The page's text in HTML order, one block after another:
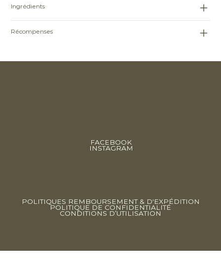
Ingrédients
Récompenses
POLITIQUES REMBOURSEMENT & D'EXPÉDITION
POLITIQUE DE CONFIDENTIALITÉ
CONDITIONS D’UTILISATION
FACEBOOK
INSTAGRAM